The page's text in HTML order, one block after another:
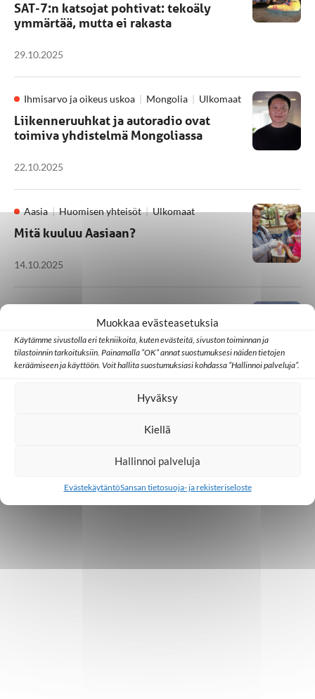
Muokkaa evästeasetuksia
Käytämme sivustolla eri tekniikoita, kuten evästeitä, sivuston toiminnan ja
tilastoinnin tarkoituksiin. Painamalla ”OK” annat suostumuksesi näiden tietojen
keräämiseen ja käyttöön. Voit hallita suostumuksiasi kohdassa ”Hallinnoi palveluja”.
Hyväksy
Kiellä
Hallinnoi palveluja
EvästekäytäntöSansan tietosuoja- ja rekisteriseloste
SAT-7:n katsojat pohtivat: tekoäly
ymmärtää, mutta ei rakasta
29.10.2025
Ihmisarvo ja oikeus uskoa Mongolia Ulkomaat
Liikenneruuhkat ja autoradio ovat
toimiva yhdistelmä Mongoliassa
22.10.2025
Aasia Huomisen yhteisöt Ulkomaat
Mitä kuuluu Aasiaan?
14.10.2025
Huomisen yhteisöt
Ulkomaat
Jeesus kiinnostaa Aasiassa – some
auttaa löytämään etsijöitä